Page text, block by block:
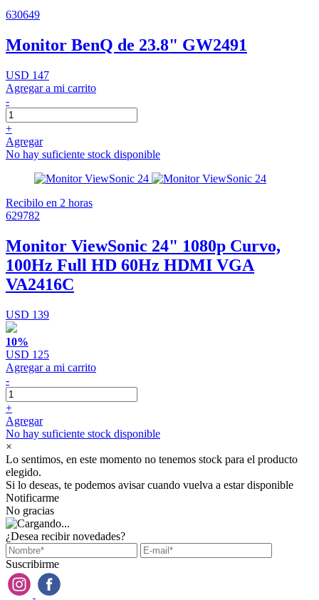
630649
Monitor BenQ de 23.8" GW2491
USD 147
Agregar a mi carrito
-
+
Agregar
No hay suficiente stock disponible
Recibilo en 2 horas
629782
Monitor ViewSonic 24" 1080p Curvo,
100Hz Full HD 60Hz HDMI VGA
VA2416C
USD 139
10%
USD 125
Agregar a mi carrito
-
+
Agregar
No hay suficiente stock disponible
×
Lo sentimos, en este momento no tenemos stock para el producto
elegido.
Si lo deseas, te podemos avisar cuando vuelva a estar disponible
Notificarme
No gracias
¿Desea recibir novedades?
Suscribirme